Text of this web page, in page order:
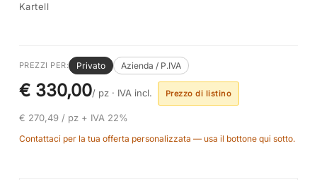
Kartell
PREZZI PER: Privato Azienda / P.IVA
€ 330,00/ pz · IVA incl. Prezzo di listino
€ 270,49 / pz + IVA 22%
Contattaci per la tua offerta personalizzata — usa il bottone qui sotto.